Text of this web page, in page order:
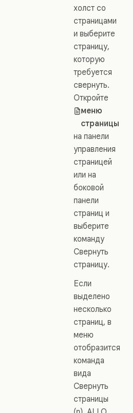
холст со
страницами
и выберите
страницу,
которую
требуется
свернуть.
Откройте
меню
страницы
на панели
управления
страницей
или на
боковой
панели
страниц и
выберите
команду
Свернуть
страницу.
Если
выделено
несколько
страниц, в
меню
отобразится
команда
вида
Свернуть
страницы